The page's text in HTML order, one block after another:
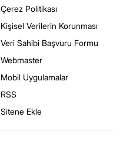
Çerez Politikası
Kişisel Verilerin Korunması
Veri Sahibi Başvuru Formu
Webmaster
Mobil Uygulamalar
RSS
Sitene Ekle